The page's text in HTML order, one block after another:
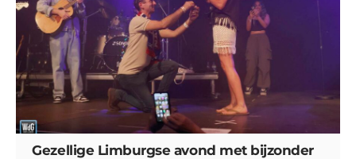
Gezellige Limburgse avond met bijzonder